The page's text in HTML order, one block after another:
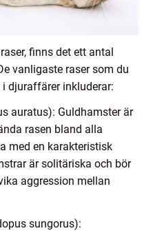
finns det ett antal
vanligaste raser som du
djuraffärer inkluderar:
auratus): Guldhamster är
rasen bland alla
med en karakteristisk
är solitäriska och bör
aggression mellan
sungorus):